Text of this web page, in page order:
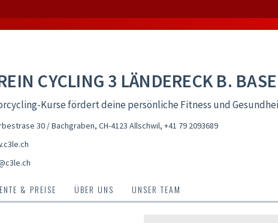
CYCLING 3 LÄNDERECK B.
Kurse fördert deine persönliche Fitness und
30 / Bachgraben, CH-4123 Allschwil, +41 79 2093689
& PREISE ÜBER UNS UNSER TEAM